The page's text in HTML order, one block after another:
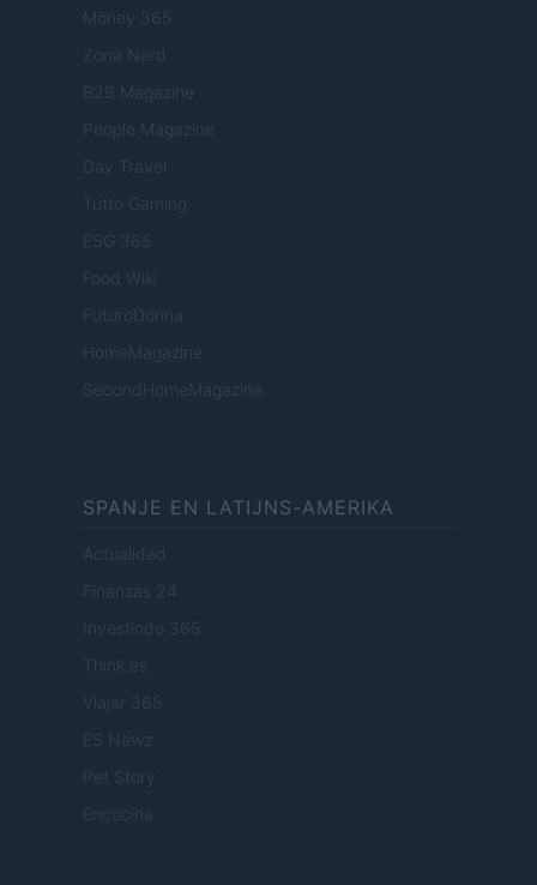
Money 365
Zona Nerd
B2B Magazine
People Magazine
Day Travel
Tutto Gaming
ESG 365
Food Wiki
FuturoDonna
HomeMagazine
SecondHomeMagazine
SPANJE EN LATIJNS-AMERIKA
Actualidad
Finanzas 24
Investindo 365
Think.es
Viajar 365
ES Newz
Pet Story
Encocina